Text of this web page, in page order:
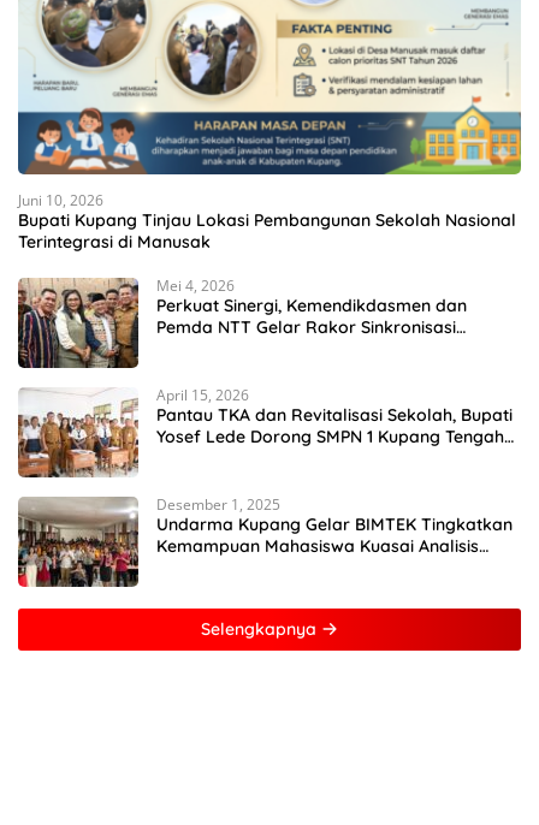
Juni 10, 2026
Bupati Kupang Tinjau Lokasi Pembangunan Sekolah Nasional
Terintegrasi di Manusak
Mei 4, 2026
Perkuat Sinergi, Kemendikdasmen dan
Pemda NTT Gelar Rakor Sinkronisasi
April 15, 2026
Pantau TKA dan Revitalisasi Sekolah, Bupati
Yosef Lede Dorong SMPN 1 Kupang Tengah
Desember 1, 2025
Undarma Kupang Gelar BIMTEK Tingkatkan
Kemampuan Mahasiswa Kuasai Analisis
Selengkapnya